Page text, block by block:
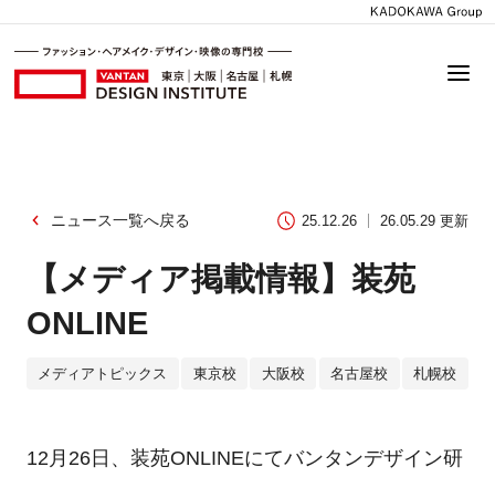
ニュース一覧へ戻る 25.12.26 26.05.29 更新
【メディア掲載情報】装苑
ONLINE
メディアトピックス 東京校 大阪校 名古屋校 札幌校
12月26日、装苑ONLINEにてバンタンデザイン研